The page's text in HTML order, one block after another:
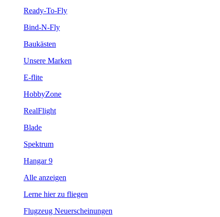
Ready-To-Fly
Bind-N-Fly
Baukästen
Unsere Marken
E-flite
HobbyZone
RealFlight
Blade
Spektrum
Hangar 9
Alle anzeigen
Lerne hier zu fliegen
Flugzeug Neuerscheinungen